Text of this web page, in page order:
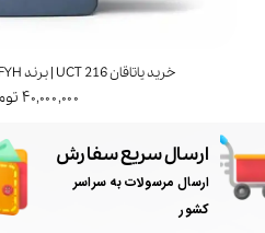
خرید یاتاقان UCT 216 | برند FYH ژاپن | استعلام قیمت
۴۰,۰۰۰,۰۰۰ تومان
ارسال سریع سفارش
ارسال مرسولات به سراسر
کشور